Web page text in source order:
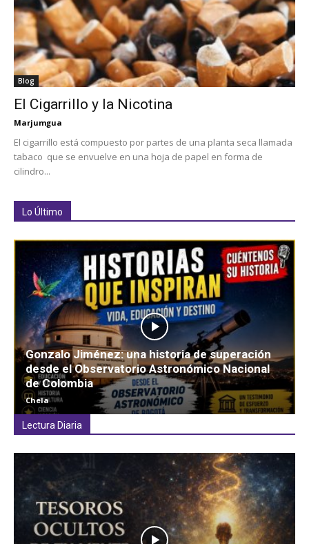
Blog
El Cigarrillo y la Nicotina
Marjumgua
El cigarrillo está compuesto por partes de una planta seca llamada
tabaco que se envuelve en una hoja de papel en forma de
cilindro...
Lo Último
Gonzalo Jiménez: una historia de superación
desde el Observatorio Astronómico Nacional
de Colombia
Chela
Lectura Diaria